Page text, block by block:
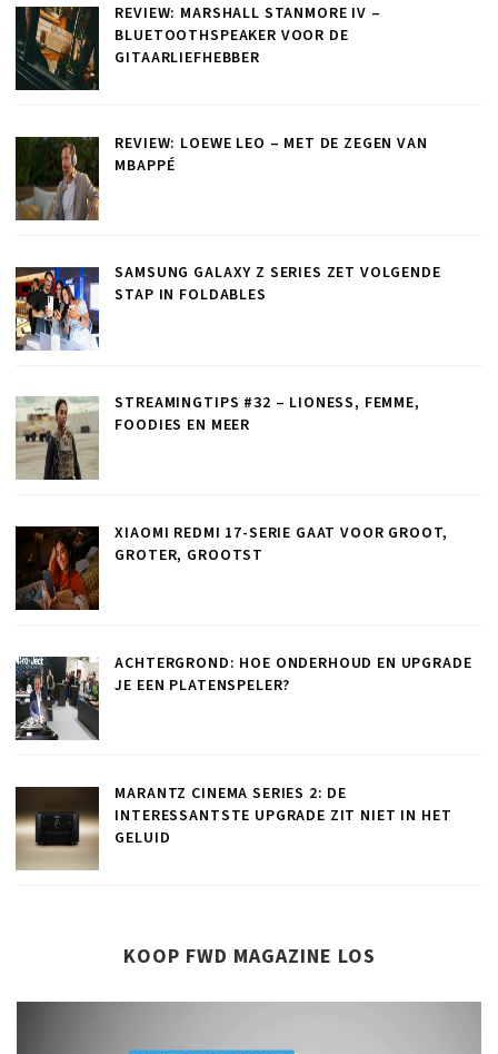
REVIEW: MARSHALL STANMORE IV –
BLUETOOTHSPEAKER VOOR DE
GITAARLIEFHEBBER
REVIEW: LOEWE LEO – MET DE ZEGEN VAN
MBAPPÉ
SAMSUNG GALAXY Z SERIES ZET VOLGENDE
STAP IN FOLDABLES
STREAMINGTIPS #32 – LIONESS, FEMME,
FOODIES EN MEER
XIAOMI REDMI 17-SERIE GAAT VOOR GROOT,
GROTER, GROOTST
ACHTERGROND: HOE ONDERHOUD EN UPGRADE
JE EEN PLATENSPELER?
MARANTZ CINEMA SERIES 2: DE
INTERESSANTSTE UPGRADE ZIT NIET IN HET
GELUID
KOOP FWD MAGAZINE LOS